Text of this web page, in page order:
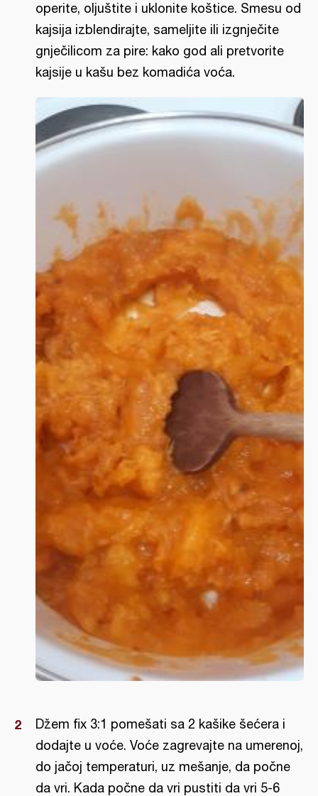
operite, oljuštite i uklonite koštice. Smesu od
kajsija izblendirajte, sameljite ili izgnječite
gnječilicom za pire: kako god ali pretvorite
kajsije u kašu bez komadića voća.
Džem fix 3:1 pomešati sa 2 kašike šećera i
dodajte u voće. Voće zagrevajte na umerenoj,
do jačoj temperaturi, uz mešanje, da počne
da vri. Kada počne da vri pustiti da vri 5-6